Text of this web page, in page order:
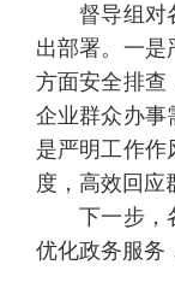
督导组对各
出部署。一是
方面安全排查
企业群众办事
是严明工作作
度，高效回应
下一步，各
优化政务服务